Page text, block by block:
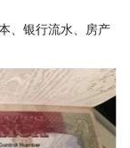
、银行流水、房产